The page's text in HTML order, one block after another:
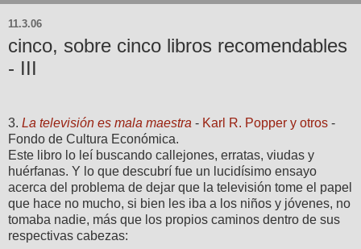
11.3.06
cinco, sobre cinco libros recomendables
- III
3. La televisión es mala maestra - Karl R. Popper y otros -
Fondo de Cultura Económica.
Este libro lo leí buscando callejones, erratas, viudas y
huérfanas. Y lo que descubrí fue un lucidísimo ensayo
acerca del problema de dejar que la televisión tome el papel
que hace no mucho, si bien les iba a los niños y jóvenes, no
tomaba nadie, más que los propios caminos dentro de sus
respectivas cabezas: